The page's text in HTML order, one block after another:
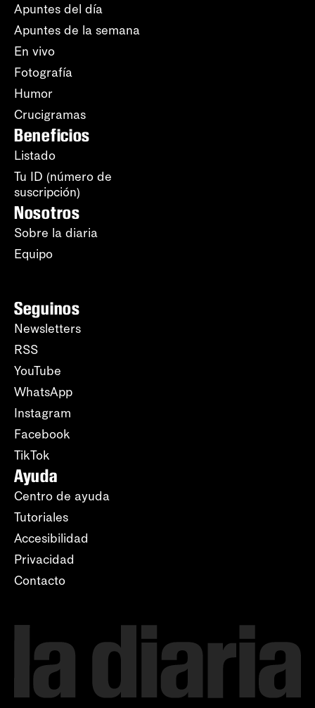
Apuntes del día
Apuntes de la semana
En vivo
Fotografía
Humor
Crucigramas
Beneficios
Listado
Tu ID (número de
suscripción)
Nosotros
Sobre la diaria
Equipo
Seguinos
Newsletters
RSS
YouTube
WhatsApp
Instagram
Facebook
TikTok
Ayuda
Centro de ayuda
Tutoriales
Accesibilidad
Privacidad
Contacto